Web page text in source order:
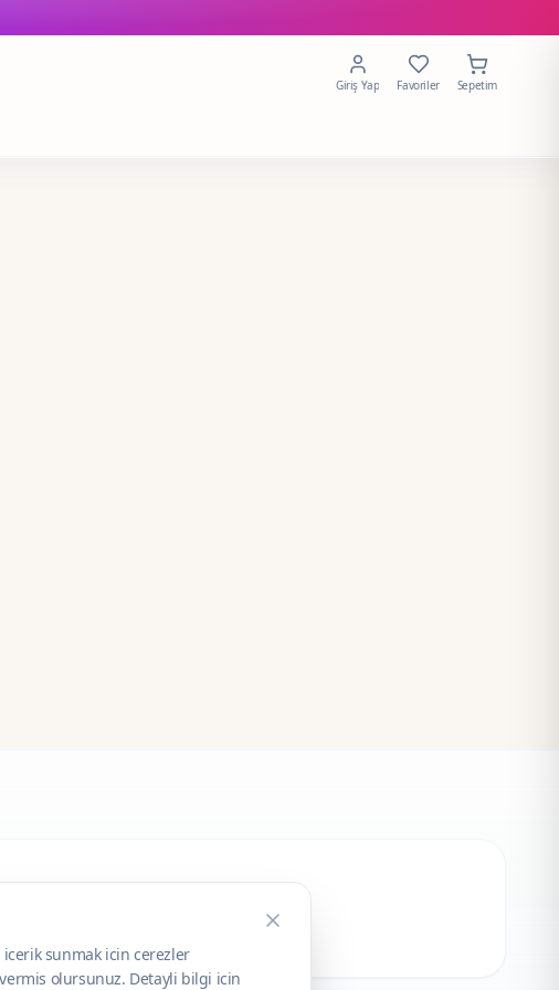
Giriş Yap Favoriler Sepetim
sunmak icin cerezler
olursunuz. Detayli bilgi icin